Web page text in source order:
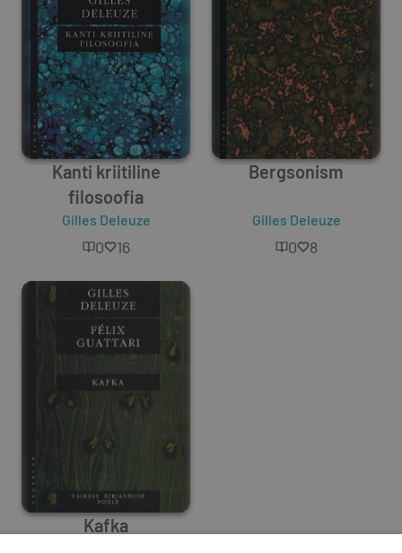
Kanti kriitiline
filosoofia
Gilles Deleuze
0 16
Bergsonism
Gilles Deleuze
0 8
Kafka